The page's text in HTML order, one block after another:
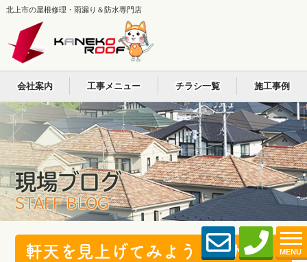
北上市の屋根修理・雨漏り＆防水専門店
MENU
会社案内 工事メニュー チラシ一覧 施工事例
現場ブログ
STAFF BLOG
軒天を見上げてみよう【奥州